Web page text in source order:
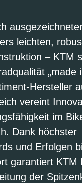
leichten,
– KTM
„made
Hersteller
vereint
im
Dank höchster
und Erfolgen
garantiert KTM
der